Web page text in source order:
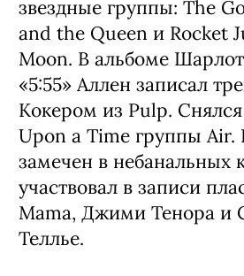
звездные группы: The
and the Queen и Rocket
Moon. В альбоме
«5:55» Аллен записал
Кокером из Pulp.
Upon a Time группы Air.
замечен в небанальных
участвовал в записи
Mama, Джими Тенора и
Теллье.